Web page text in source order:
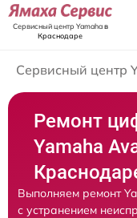
Сервисный центр Yamahaв
Краснодаре
Сервисный центр
Ремонт
Yamaha
Выполняем ремонт
с устранением